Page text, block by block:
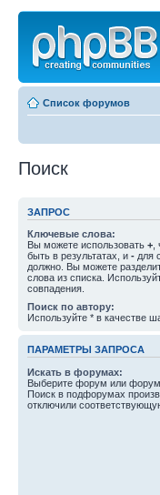
Список форумов
Поиск
ЗАПРОС
Ключевые слова:
Вы можете использовать +
быть в результатах, и - для
должно. Вы можете
слова из списка.
совпадения.
Поиск по автору:
Используйте * в качестве
ПАРАМЕТРЫ ЗАПРОСА
Искать в форумах:
Выберите форум или
Поиск в подфорумах
отключили